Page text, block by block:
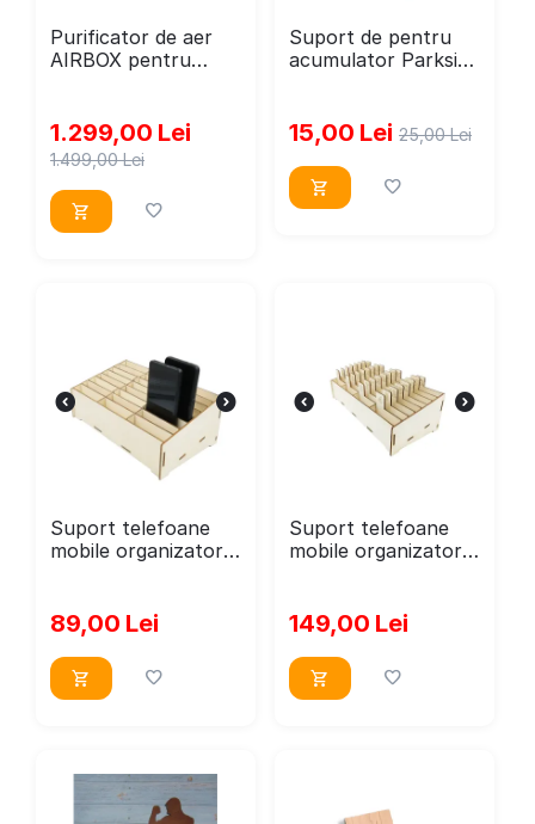
Purificator de aer
AIRBOX pentru
1.299,00 Lei
1.499,00 Lei
Suport de pentru
acumulator Parkside
15,00 Lei 25,00 Lei
Suport telefoane
mobile organizator
24 de
compartimente
89,00 Lei
Suport telefoane
mobile organizator
32 de
compartimente
149,00 Lei